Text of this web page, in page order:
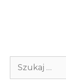
Szukaj: